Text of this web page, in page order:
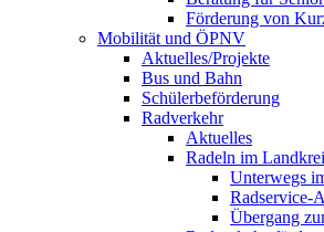
Förderung von
Mobilität und ÖPNV
Aktuelles/Projekte
Bus und Bahn
Schülerbeförderung
Radverkehr
Aktuelles
Radeln im
Unterwegs
Radservice-
Übergang